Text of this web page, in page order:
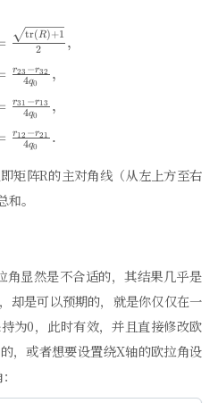
\begin{cases} q_{0} =
2
tr(R)+1 ,
4q0
r23 −r32 ,
4q0
r31 −r13 ,
4q0
r12 −r21 .
矩阵R的主对角线（从左上方至右
。
显然是不合适的，其结果几乎是
却是可以预期的，就是你仅仅在一
为0，此时有效，并且直接修改欧
，或者想要设置绕X轴的欧拉角设